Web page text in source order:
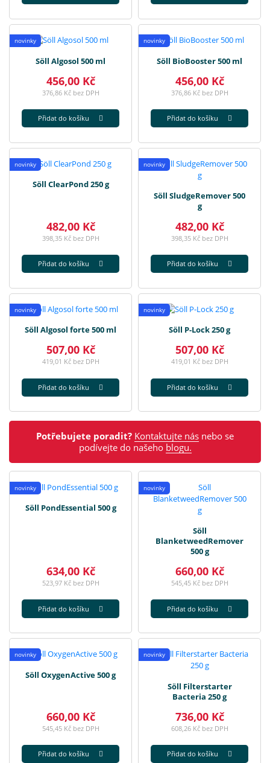
novinky
Söll Algosol 500 ml
456,00 Kč
376,86 Kč bez DPH
Přidat do košíku
novinky
Söll BioBooster 500 ml
456,00 Kč
376,86 Kč bez DPH
Přidat do košíku
novinky
Söll ClearPond 250 g
482,00 Kč
398,35 Kč bez DPH
Přidat do košíku
novinky
Söll SludgeRemover 500
g
482,00 Kč
398,35 Kč bez DPH
Přidat do košíku
novinky
Söll Algosol forte 500 ml
507,00 Kč
419,01 Kč bez DPH
Přidat do košíku
novinky
Söll P-Lock 250 g
507,00 Kč
419,01 Kč bez DPH
Přidat do košíku
Potřebujete poradit? Kontaktujte nás nebo se
podívejte do našeho blogu.
novinky
Söll PondEssential 500 g
634,00 Kč
523,97 Kč bez DPH
Přidat do košíku
novinky
Söll
BlanketweedRemover
500 g
660,00 Kč
545,45 Kč bez DPH
Přidat do košíku
novinky
Söll OxygenActive 500 g
660,00 Kč
545,45 Kč bez DPH
Přidat do košíku
novinky
Söll Filterstarter
Bacteria 250 g
736,00 Kč
608,26 Kč bez DPH
Přidat do košíku